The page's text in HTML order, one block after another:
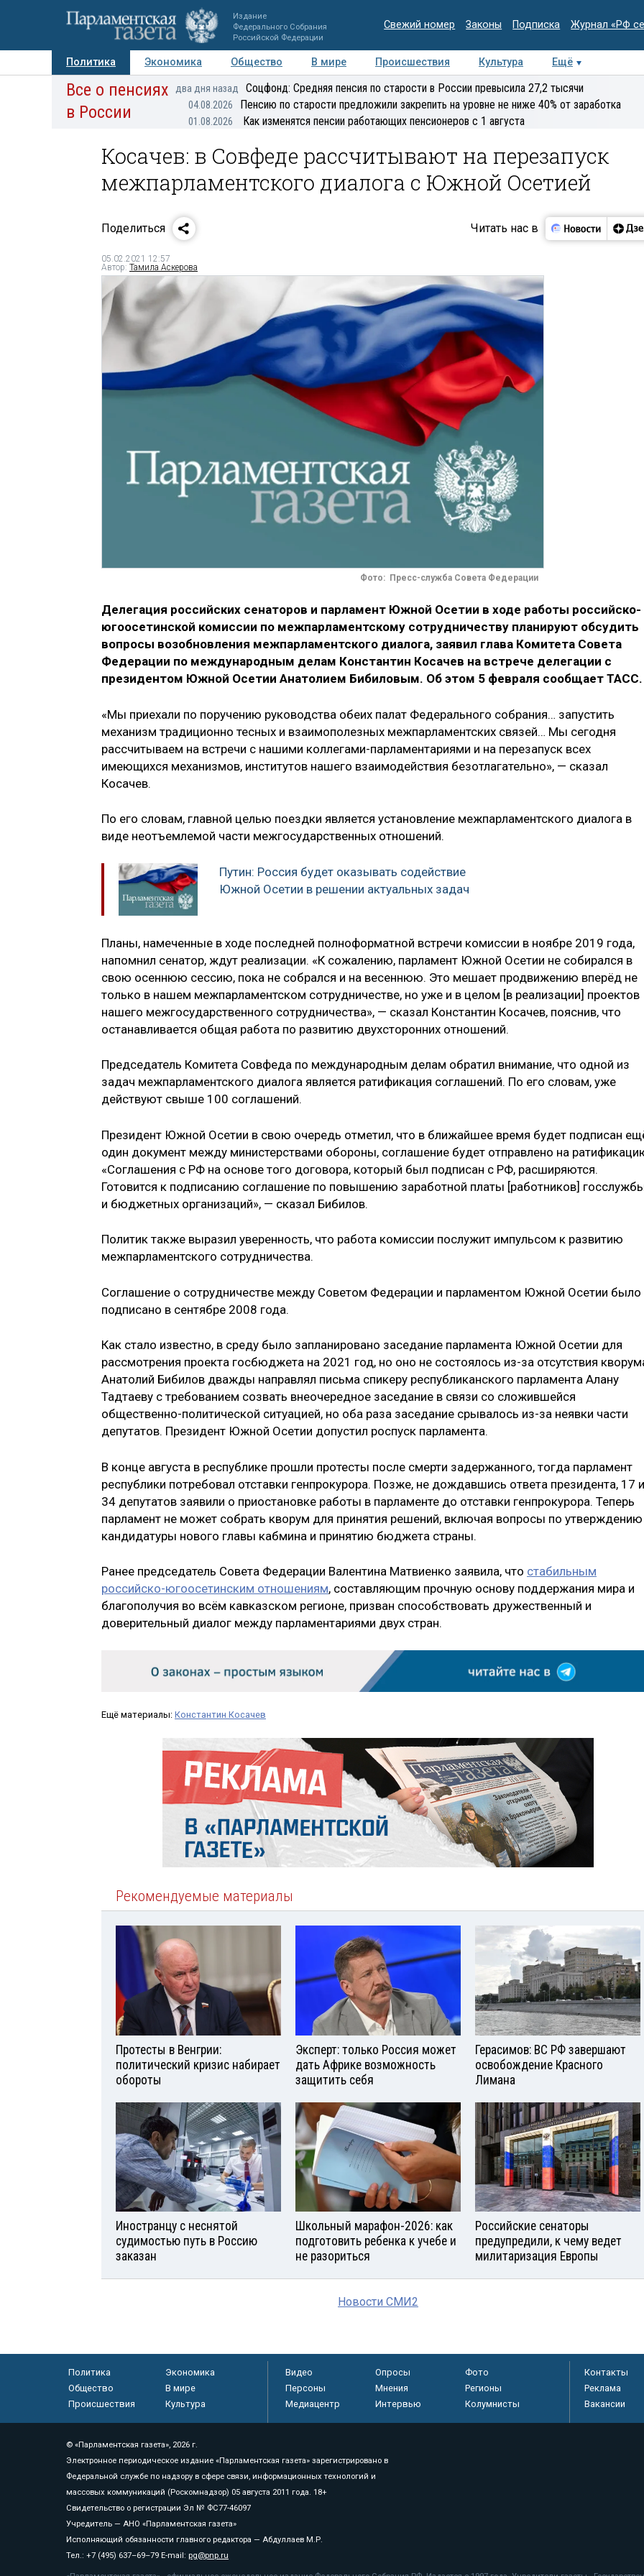
Издание
Федерального Собрания
Российской Федерации
Свежий номер Законы Подписка Журнал «РФ
Политика Экономика Общество В мире Происшествия Культура Ещё
Авторы Персоны Мнения Регионы Медиацентр Интервью Колумнисты
Все о пенсиях
в России
два дня назад Соцфонд: Средняя пенсия по старости в России превысила 27,2 тысячи
04.08.2026 Пенсию по старости предложили закрепить на уровне не ниже 40% от заработка
01.08.2026 Как изменятся пенсии работающих пенсионеров с 1 августа
Косачев: в Совфеде рассчитывают на перезапуск
межпарламентского диалога с Южной Осетией
Поделиться Читать нас в
05.02.2021 12:57
Автор: Тамила Аскерова
Фото: Пресс-служба Совета Федерации
Делегация российских сенаторов и парламент Южной Осетии в ходе работы российско-
югоосетинской комиссии по межпарламентскому сотрудничеству планируют обсудить
вопросы возобновления межпарламентского диалога, заявил глава Комитета Совета
Федерации по международным делам Константин Косачев на встрече делегации с
президентом Южной Осетии Анатолием Бибиловым. Об этом 5 февраля сообщает ТАСС.
«Мы приехали по поручению руководства обеих палат Федерального собрания… запустить
механизм традиционно тесных и взаимополезных межпарламентских связей… Мы сегодня
рассчитываем на встречи с нашими коллегами-парламентариями и на перезапуск всех
имеющихся механизмов, институтов нашего взаимодействия безотлагательно», — сказал
Косачев.
По его словам, главной целью поездки является установление межпарламентского диалога в
виде неотъемлемой части межгосударственных отношений.
Путин: Россия будет оказывать содействие
Южной Осетии в решении актуальных задач
Планы, намеченные в ходе последней полноформатной встречи комиссии в ноябре 2019 года,
напомнил сенатор, ждут реализации. «К сожалению, парламент Южной Осетии не собирался в
свою осеннюю сессию, пока не собрался и на весеннюю. Это мешает продвижению вперёд не
только в нашем межпарламентском сотрудничестве, но уже и в целом [в реализации] проектов
нашего межгосударственного сотрудничества», — сказал Константин Косачев, пояснив, что
останавливается общая работа по развитию двухсторонних отношений.
Председатель Комитета Совфеда по международным делам обратил внимание, что одной из
задач межпарламентского диалога является ратификация соглашений. По его словам, уже
действуют свыше 100 соглашений.
Президент Южной Осетии в свою очередь отметил, что в ближайшее время будет подписан
один документ между министерствами обороны, соглашение будет отправлено на
«Соглашения с РФ на основе того договора, который был подписан с РФ, расширяются.
Готовится к подписанию соглашение по повышению заработной платы [работников]
и бюджетных организаций», — сказал Бибилов.
Политик также выразил уверенность, что работа комиссии послужит импульсом к развитию
межпарламентского сотрудничества.
Соглашение о сотрудничестве между Советом Федерации и парламентом Южной Осетии было
подписано в сентябре 2008 года.
Как стало известно, в среду было запланировано заседание парламента Южной Осетии для
рассмотрения проекта госбюджета на 2021 год, но оно не состоялось из-за отсутствия
Анатолий Бибилов дважды направлял письма спикеру республиканского парламента Алану
Тадтаеву с требованием созвать внеочередное заседание в связи со сложившейся
общественно-политической ситуацией, но оба раза заседание срывалось из-за неявки части
депутатов. Президент Южной Осетии допустил роспуск парламента.
В конце августа в республике прошли протесты после смерти задержанного, тогда парламент
республики потребовал отставки генпрокурора. Позже, не дождавшись ответа президента, 17
34 депутатов заявили о приостановке работы в парламенте до отставки генпрокурора. Теперь
парламент не может собрать кворум для принятия решений, включая вопросы по утверждению
кандидатуры нового главы кабмина и принятию бюджета страны.
Ранее председатель Совета Федерации Валентина Матвиенко заявила, что стабильным
российско-югоосетинским отношениям, составляющим прочную основу поддержания мира и
благополучия во всём кавказском регионе, призван способствовать дружественный и
доверительный диалог между парламентариями двух стран.
Ещё материалы: Константин Косачев
Рекомендуемые материалы
Протесты в Венгрии:
политический кризис набирает
обороты
Эксперт: только Россия может
дать Африке возможность
защитить себя
Герасимов: ВС РФ завершают
освобождение Красного
Лимана
Иностранцу с неснятой
судимостью путь в Россию
заказан
Школьный марафон-2026: как
подготовить ребенка к учебе и
не разориться
Российские сенаторы
предупредили, к чему ведет
милитаризация Европы
Новости СМИ2
Политика
Экономика
Общество
В мире
Происшествия
Культура
Видео Опросы
Фото
Персоны
Мнения
Регионы
Медиацентр
Интервью Колумнисты
Контакты
Реклама
Вакансии
© «Парламентская газета», 2026 г.
Электронное периодическое издание «Парламентская газета» зарегистрировано в
Федеральной службе по надзору в сфере связи, информационных технологий и
массовых коммуникаций (Роскомнадзор) 05 августа 2011 года. 18+
Свидетельство о регистрации Эл № ФС77-46097
Учредитель — АНО «Парламентская газета»
Исполняющий обязанности главного редактора — Абдуллаев М.Р.
Тел.: +7 (495) 637–69–79 E-mail: pg@pnp.ru